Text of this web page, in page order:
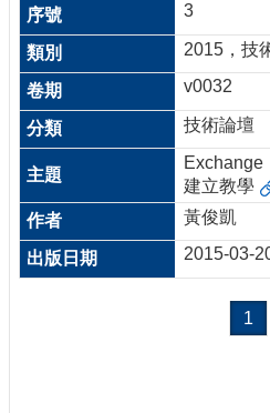
3
2015，技
v0032
技術論壇
建立教學
黃俊凱
2015-03-
1